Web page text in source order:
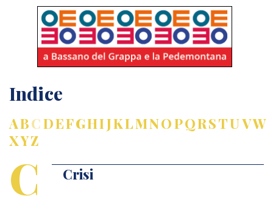
Indice
ABCDEFGHIJKLMNOPQRSTUVW
XYZ
C Crisi